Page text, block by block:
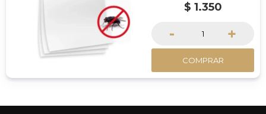
$ 1.350
- +
COMPRAR